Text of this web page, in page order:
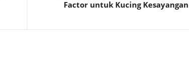
Factor untuk Kucing Kesayangan